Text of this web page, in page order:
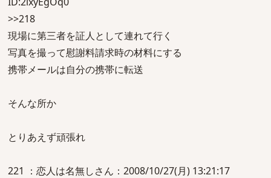
>>218
現場に第三者を証人として連れて行く
写真を撮って慰謝料請求時の材料にする
携帯メールは自分の携帯に転送
そんな所か
とりあえず頑張れ
221 ：恋人は名無しさん：2008/10/27(月) 13:21:17